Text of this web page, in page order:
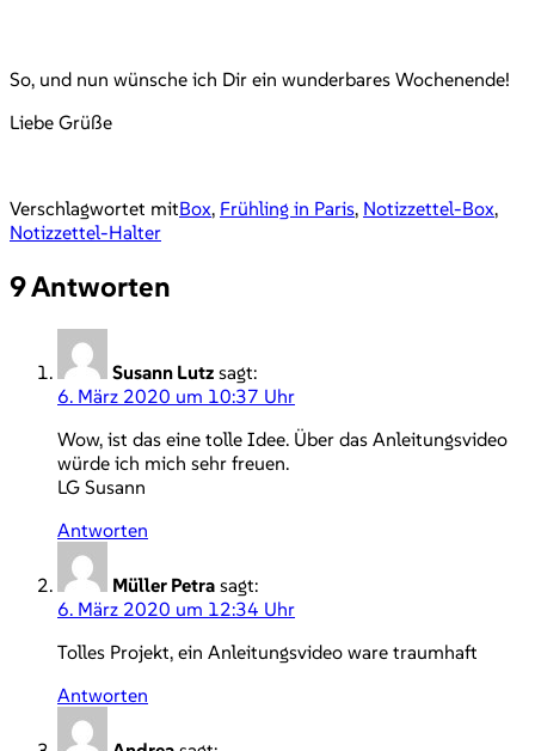
So, und nun wünsche ich Dir ein wunderbares Wochenende!
Liebe Grüße
Verschlagwortet mitBox, Frühling in Paris, Notizzettel-Box,
Notizzettel-Halter
9 Antworten
Susann Lutz sagt:
6. März 2020 um 10:37 Uhr
Wow, ist das eine tolle Idee. Über das Anleitungsvideo
würde ich mich sehr freuen.
LG Susann
Antworten
Müller Petra sagt:
6. März 2020 um 12:34 Uhr
Tolles Projekt, ein Anleitungsvideo ware traumhaft
Antworten